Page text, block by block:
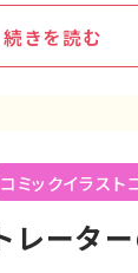
続きを読む
コミックイラスト
レータ